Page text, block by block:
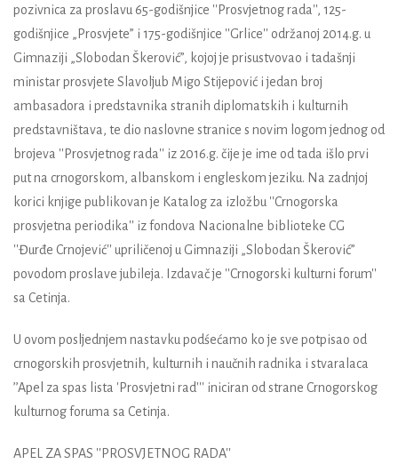
pozivnica za proslavu 65-godišnjice ''Prosvjetnog rada'', 125-
godišnjice „Prosvjete” i 175-godišnjice ''Grlice'' održanoj 2014.g. u
Gimnaziji „Slobodan Škerović”, kojoj je prisustvovao i tadašnji
ministar prosvjete Slavoljub Migo Stijepović i jedan broj
ambasadora i predstavnika stranih diplomatskih i kulturnih
predstavništava, te dio naslovne stranice s novim logom jednog od
brojeva ''Prosvjetnog rada'' iz 2016.g. čije je ime od tada išlo prvi
put na crnogorskom, albanskom i engleskom jeziku. Na zadnjoj
korici knjige publikovan je Katalog za izložbu ''Crnogorska
prosvjetna periodika'' iz fondova Nacionalne biblioteke CG
''Đurđe Crnojević'' upriličenoj u Gimnaziji „Slobodan Škerović”
povodom proslave jubileja. Izdavač je ''Crnogorski kulturni forum''
sa Cetinja.
U ovom posljednjem nastavku podśećamo ko je sve potpisao od
crnogorskih prosvjetnih, kulturnih i naučnih radnika i stvaralaca
’’Apel za spas lista 'Prosvjetni rad''' iniciran od strane Crnogorskog
kulturnog foruma sa Cetinja.
APEL ZA SPAS ''PROSVJETNOG RADA''